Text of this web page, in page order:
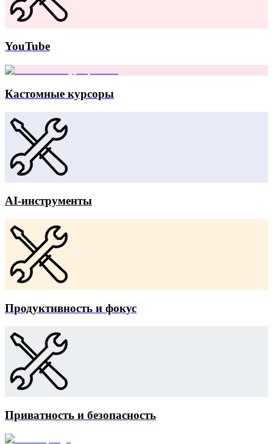
YouTube
Кастомные курсоры
AI-инструменты
Продуктивность и фокус
Приватность и безопасность